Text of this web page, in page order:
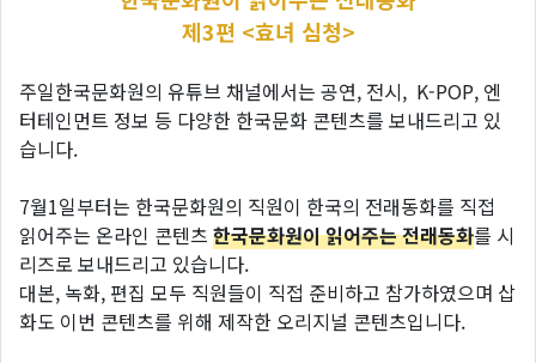
제3편 <효녀 심청>
주일한국문화원의 유튜브 채널에서는 공연, 전시, K-POP, 엔
터테인먼트 정보 등 다양한 한국문화 콘텐츠를 보내드리고 있
습니다.
7월1일부터는 한국문화원의 직원이 한국의 전래동화를 직접
읽어주는 온라인 콘텐츠 한국문화원이 읽어주는 전래동화를 시
리즈로 보내드리고 있습니다.
대본, 녹화, 편집 모두 직원들이 직접 준비하고 참가하였으며 삽
화도 이번 콘텐츠를 위해 제작한 오리지널 콘텐츠입니다.